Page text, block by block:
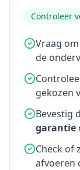
Controleer
Vraag
de
gekozen
Bevestig
garantie
Check of
afvoeren